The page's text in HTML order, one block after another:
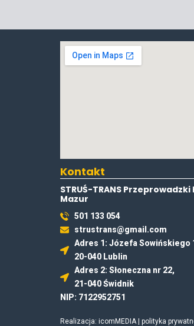
Kontakt
STRUŚ-TRANS
Mazur
501 133 054
strustrans@gmail.com
Adres 1: Józefa Sowińskiego
20-040 Lublin
Adres 2: Słoneczna nr 22,
21-040 Świdnik
NIP: 7122952751
Realizacja: icomMEDIA| polityka